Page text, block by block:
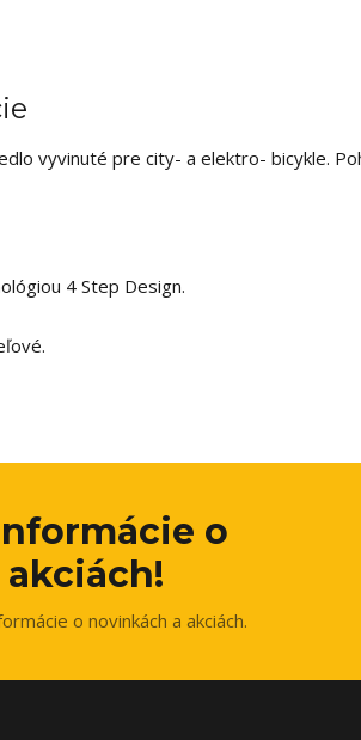
vyvinuté pre city- a elektro- bicykle.
4 Step Design.
o
o novinkách a akciách.